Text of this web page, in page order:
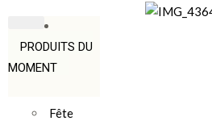
PRODUITS DU
MOMENT
Fête